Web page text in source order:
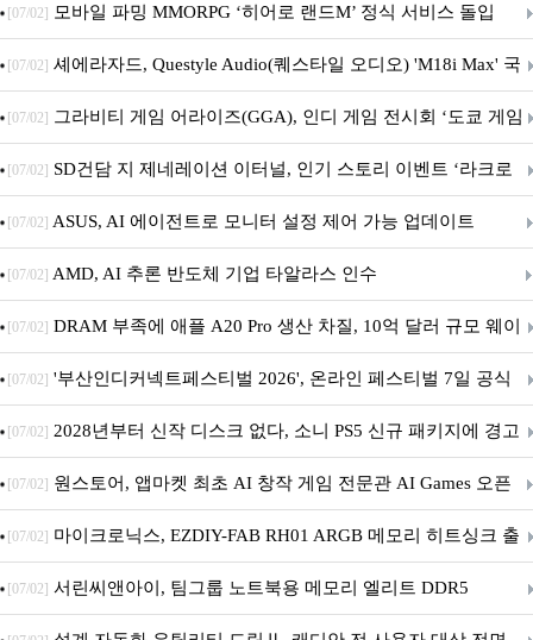
M.2 NVMe 디앤디컴 1TB
[07/02] 모바일 파밍 MMORPG ‘히어로 랜드M’ 정식 서비스 돌입
[07/02] 셰에라자드, Questyle Audio(퀘스타일 오디오) 'M18i Max' 국
내 정식 출시
[07/02] 그라비티 게임 어라이즈(GGA), 인디 게임 전시회 ‘도쿄 게임
던전 13’ 참가!
[07/02] SD건담 지 제네레이션 이터널, 인기 스토리 이벤트 ‘라크로
아의 용사’ 재개최 및 풍성한 기념 이벤트 실시!
[07/02] ASUS, AI 에이전트로 모니터 설정 제어 가능 업데이트
[07/02] AMD, AI 추론 반도체 기업 타알라스 인수
[07/02] DRAM 부족에 애플 A20 Pro 생산 차질, 10억 달러 규모 웨이
퍼 대기
[07/02] '부산인디커넥트페스티벌 2026', 온라인 페스티벌 7일 공식
개막... 22일간 진행
[07/02] 2028년부터 신작 디스크 없다, 소니 PS5 신규 패키지에 경고
문 추가
[07/02] 원스토어, 앱마켓 최초 AI 창작 게임 전문관 AI Games 오픈
[07/02] 마이크로닉스, EZDIY-FAB RH01 ARGB 메모리 히트싱크 출
시
[07/02] 서린씨앤아이, 팀그룹 노트북용 메모리 엘리트 DDR5